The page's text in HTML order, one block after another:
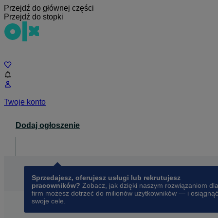
Przejdź do głównej części
Przejdź do stopki
Twoje konto
Dodaj ogłoszenie
Sprzedajesz, oferujesz usługi lub rekrutujesz
pracowników? Zobacz, jak dzięki naszym rozwiązaniom dla
firm możesz dotrzeć do milionów użytkowników — i osiągnąć
swoje cele.